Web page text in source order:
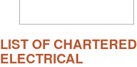
LIST OF CHARTERED
ELECTRICAL